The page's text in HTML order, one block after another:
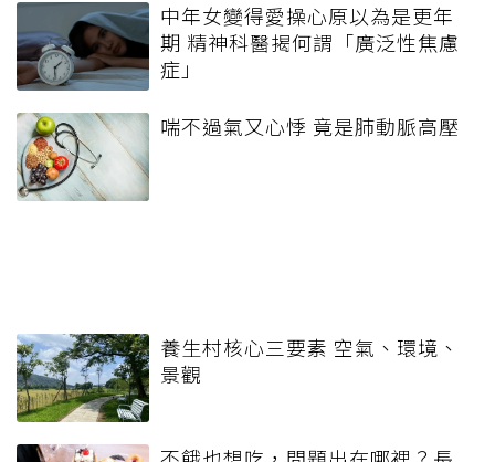
中年女變得愛操心原以為是更年
期 精神科醫揭何謂「廣泛性焦慮
症」
喘不過氣又心悸 竟是肺動脈高壓
養生村核心三要素 空氣、環境、
景觀